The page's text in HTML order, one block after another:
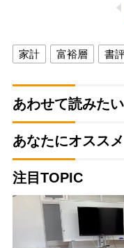
家計 富裕層 書
あわせて読みたい
あなたにオススメ
注目TOPIC